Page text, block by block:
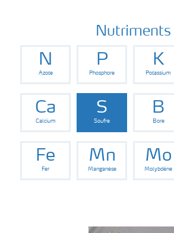
Nutriments
N
Azote
P
Phosphore
K
Potassium
Ca
Calcium
S
Soufre
B
Bore
Fe
Fer
Mn
Manganèse
Mo
Molybdène